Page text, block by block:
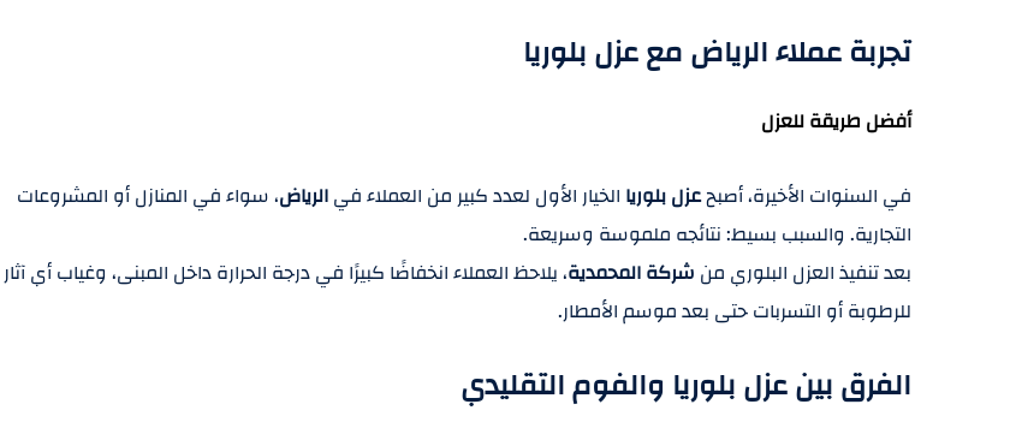
تجربة عملاء الرياض مع عزل بلوريا
أفضل طريقة للعزل
في السنوات الأخيرة، أصبحعزل بلوريا الخيار الأول لعدد كبير من العملاء فيالرياض، سواء في المنازل أو المشروعات
التجارية. والسبب بسيط: نتائجه ملموسة وسريعة.
بعد تنفيذ العزل البلوري من شركة المحمدية، يلاحظ العملاء انخفاضًا كبيرًا في درجة الحرارة داخل المبنى، وغياب أي آثار
للرطوبة أو التسربات حتى بعد موسم الأمطار.
الفرق بين عزل بلوريا والفوم التقليدي